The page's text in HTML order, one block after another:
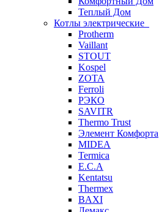
Теплый Дом
Котлы электрические
Protherm
Vaillant
STOUT
Kospel
ZOTA
Ferroli
РЭКО
SAVITR
Thermo Trust
Элемент Комфорта
MIDEA
Termica
E.C.A
Kentatsu
Thermex
BAXI